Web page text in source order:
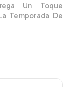
Un Toque
Temporada De